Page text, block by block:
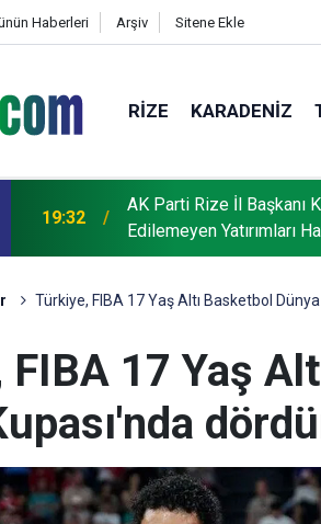
Haberleri Arşiv Sitene Ekle
RIZE KARADENIZ
19:32
AK Parti Rize İl Başkanı
Edilemeyen Yatırımları
Türkiye, FIBA 17 Yaş Altı Basketbol
17 Yaş